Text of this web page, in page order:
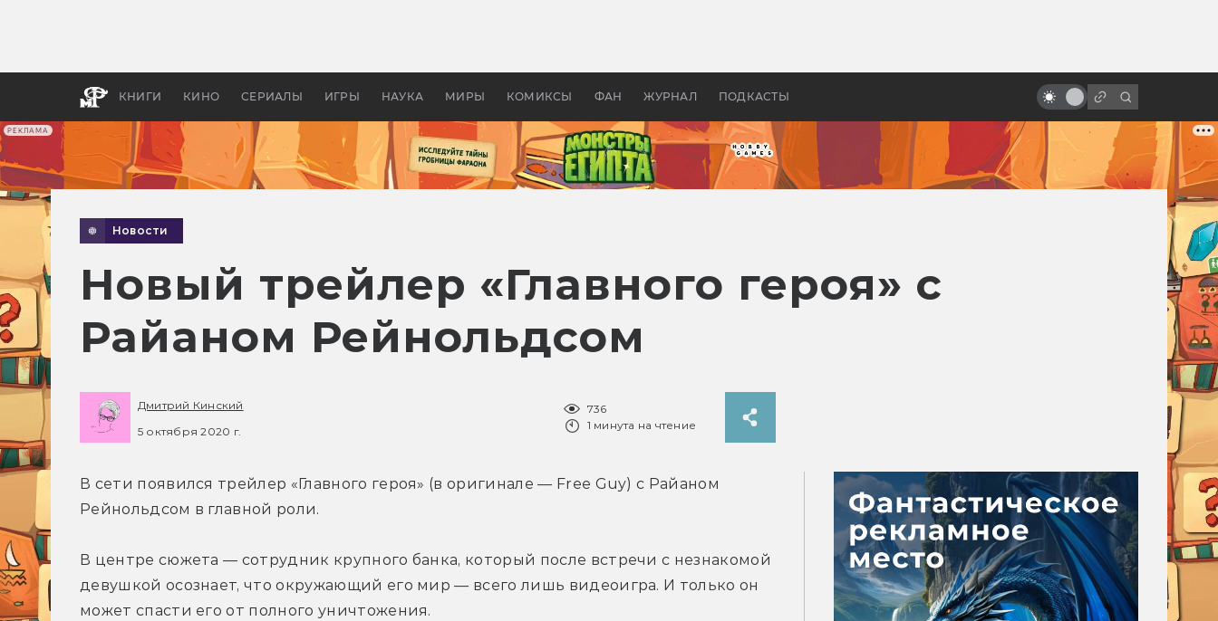
РЕКЛАМА
КНИГИ КИНО СЕРИАЛЫ ИГРЫ НАУКА МИРЫ КОМИКСЫ ФАН ЖУРНАЛ ПОДКАСТЫ
бы «Властелина колец»
Древней Грецией
войн»
Новости
Новый трейлер «Главного героя» с
Райаном Рейнольдсом
Дмитрий Кинский
5 октября 2020 г.
736
1 минута на чтение
В сети появился трейлер «Главного героя» (в оригинале — Free Guy) с Райаном
Рейнольдсом в главной роли.
В центре сюжета — сотрудник крупного банка, который после встречи с незнакомой
девушкой осознает, что окружающий его мир — всего лишь видеоигра. И только он
может спасти его от полного уничтожения.